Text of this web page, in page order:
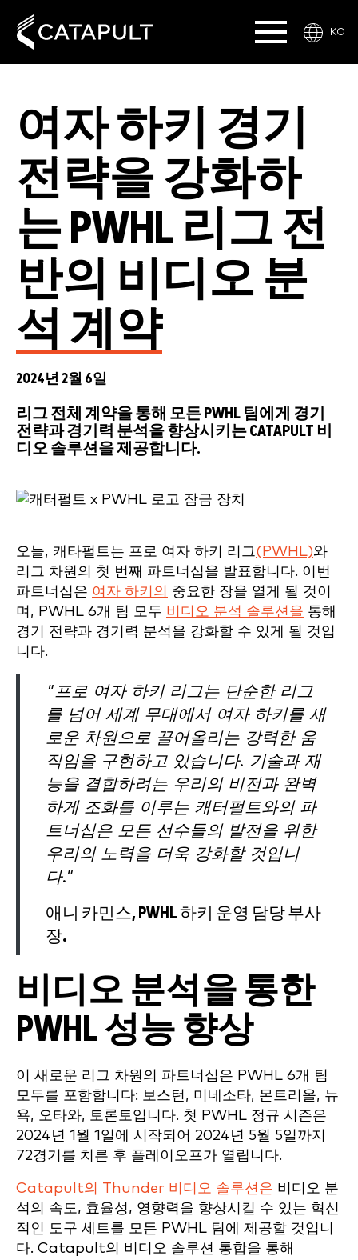
KO
여자 하키 경기
전략을 강화하
는 PWHL 리그 전
반의 비디오 분
석 계약
2024년 2월 6일
리그 전체 계약을 통해 모든 PWHL 팀에게 경기
전략과 경기력 분석을 향상시키는 CATAPULT 비
디오 솔루션을 제공합니다.
오늘, 캐타펄트는 프로 여자 하키 리그(PWHL)와
리그 차원의 첫 번째 파트너십을 발표합니다. 이번
파트너십은 여자 하키의 중요한 장을 열게 될 것이
며, PWHL 6개 팀 모두 비디오 분석 솔루션을 통해
경기 전략과 경기력 분석을 강화할 수 있게 될 것입
니다.
"프로 여자 하키 리그는 단순한 리그
를 넘어 세계 무대에서 여자 하키를 새
로운 차원으로 끌어올리는 강력한 움
직임을 구현하고 있습니다. 기술과 재
능을 결합하려는 우리의 비전과 완벽
하게 조화를 이루는 캐터펄트와의 파
트너십은 모든 선수들의 발전을 위한
우리의 노력을 더욱 강화할 것입니
다."
애니 카민스, PWHL 하키 운영 담당 부사
장.
비디오 분석을 통한
PWHL 성능 향상
이 새로운 리그 차원의 파트너십은 PWHL 6개 팀
모두를 포함합니다: 보스턴, 미네소타, 몬트리올, 뉴
욕, 오타와, 토론토입니다. 첫 PWHL 정규 시즌은
2024년 1월 1일에 시작되어 2024년 5월 5일까지
72경기를 치른 후 플레이오프가 열립니다.
Catapult의 Thunder 비디오 솔루션은 비디오 분
석의 속도, 효율성, 영향력을 향상시킬 수 있는 혁신
적인 도구 세트를 모든 PWHL 팀에 제공할 것입니
다. Catapult의 비디오 솔루션 통합을 통해